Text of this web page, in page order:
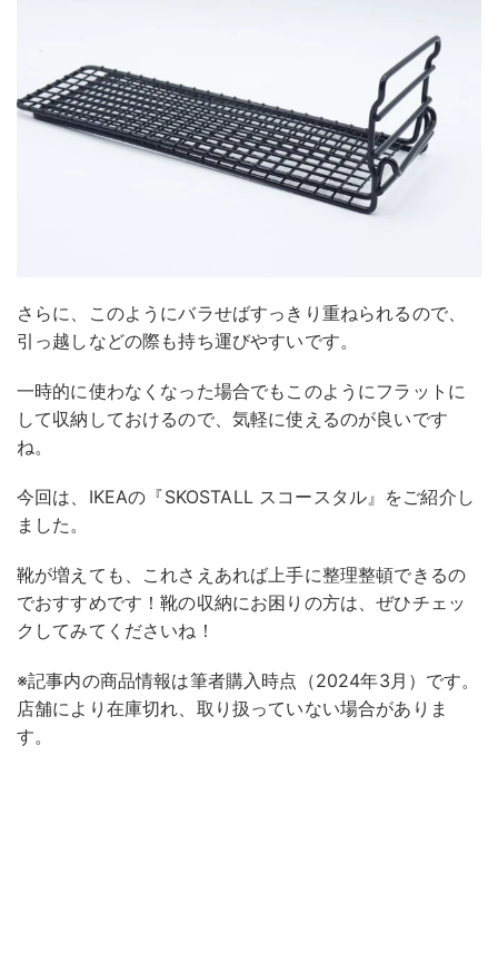
さらに、このようにバラせばすっきり重ねられるので、
引っ越しなどの際も持ち運びやすいです。
一時的に使わなくなった場合でもこのようにフラットに
して収納しておけるので、気軽に使えるのが良いです
ね。
今回は、IKEAの『SKOSTALL スコースタル』をご紹介し
ました。
靴が増えても、これさえあれば上手に整理整頓できるの
でおすすめです！靴の収納にお困りの方は、ぜひチェッ
クしてみてくださいね！
※記事内の商品情報は筆者購入時点（2024年3月）です。
店舗により在庫切れ、取り扱っていない場合がありま
す。